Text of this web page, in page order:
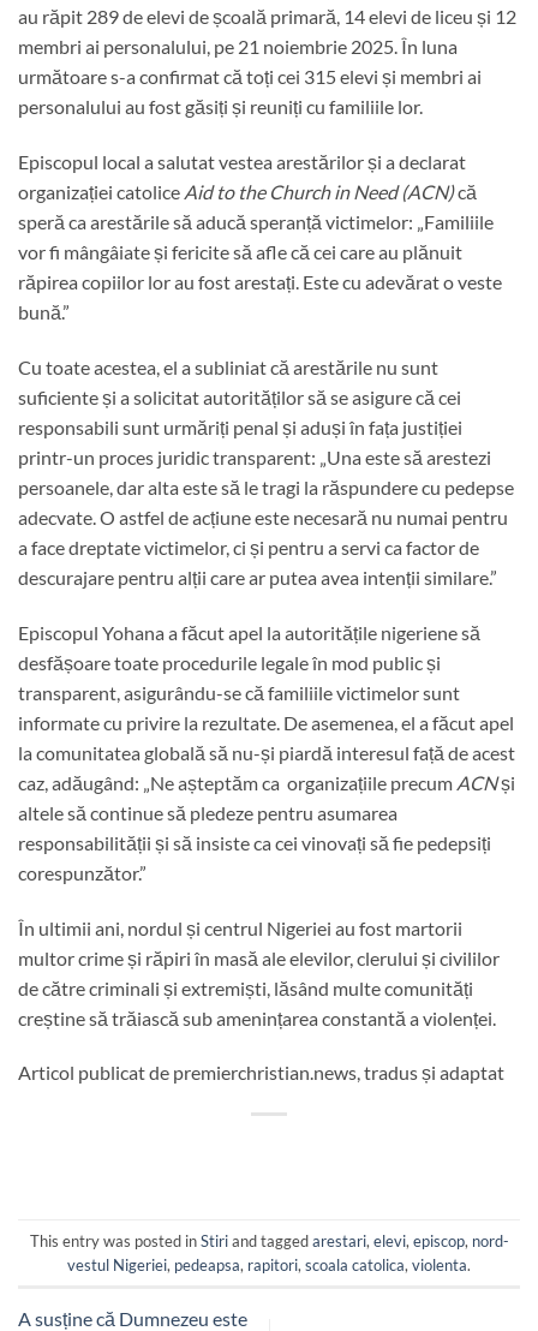
au răpit 289 de elevi de școală primară, 14 elevi de liceu și 12
membri ai personalului, pe 21 noiembrie 2025. În luna
următoare s-a confirmat că toți cei 315 elevi și membri ai
personalului au fost găsiți și reuniți cu familiile lor.
Episcopul local a salutat vestea arestărilor și a declarat
organizației catolice Aid to the Church in Need (ACN)că
speră ca arestările să aducă speranță victimelor: „Familiile
vor fi mângâiate și fericite să afle că cei care au plănuit
răpirea copiilor lor au fost arestați. Este cu adevărat o veste
bună.”
Cu toate acestea, el a subliniat că arestările nu sunt
suficiente și a solicitat autorităților să se asigure că cei
responsabili sunt urmăriți penal și aduși în fața justiției
printr-un proces juridic transparent: „Una este să arestezi
persoanele, dar alta este să le tragi la răspundere cu pedepse
adecvate. O astfel de acțiune este necesară nu numai pentru
a face dreptate victimelor, ci și pentru a servi ca factor de
descurajare pentru alții care ar putea avea intenții similare.”
Episcopul Yohana a făcut apel la autoritățile nigeriene să
desfășoare toate procedurile legale în mod public și
transparent, asigurându-se că familiile victimelor sunt
informate cu privire la rezultate. De asemenea, el a făcut apel
la comunitatea globală să nu-și piardă interesul față de acest
caz, adăugând: „Ne așteptăm ca organizațiile precum ACNși
altele să continue să pledeze pentru asumarea
responsabilității și să insiste ca cei vinovați să fie pedepsiți
corespunzător.”
În ultimii ani, nordul și centrul Nigeriei au fost martorii
multor crime și răpiri în masă ale elevilor, clerului și civililor
de către criminali și extremiști, lăsând multe comunități
creștine să trăiască sub amenințarea constantă a violenței.
Articol publicat de premierchristian.news, tradus și adaptat
This entry was posted inStiriand taggedarestari, elevi, episcop, nord-
vestul Nigeriei, pedeapsa, rapitori, scoala catolica, violenta.
A susține că Dumnezeu este